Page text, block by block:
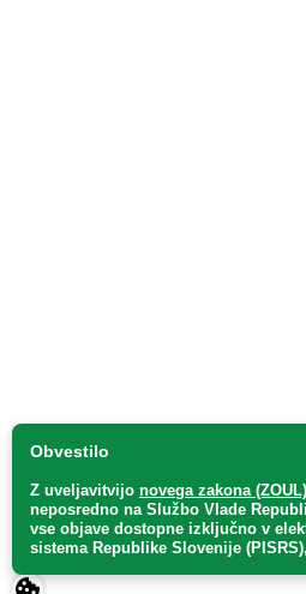
Obvestilo
Z uveljavitvijo novega zakona (ZOUL)
neposredno na Službo Vlade
vse objave dostopne izključno v
sistema Republike Slovenije